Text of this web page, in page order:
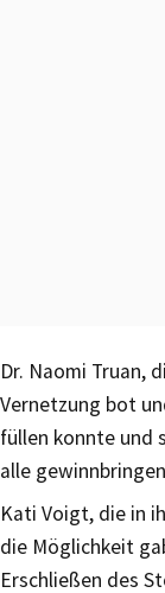
Dr. Naomi Truan,
Vernetzung bot
füllen konnte und
alle
Kati Voigt, die in
die Möglichkeit
Erschließen des